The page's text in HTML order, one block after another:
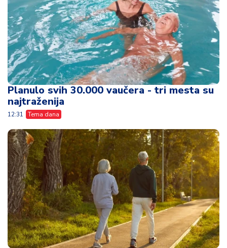
Planulo svih 30.000 vaučera - tri mesta su
najtraženija
12:31 Tema dana